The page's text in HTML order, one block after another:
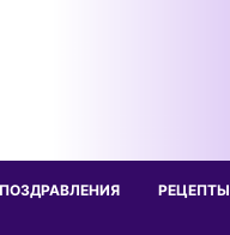
ПОЗДРАВЛЕНИЯ РЕЦЕПТЫ